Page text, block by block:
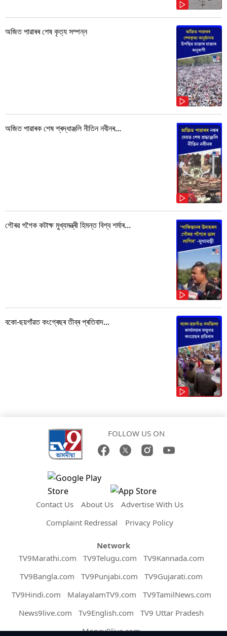
অজিত পাৱাৰৰ শেষ কৃত্য সম্পন্ন
অজিত পাৱাৰক শেষ শ্ৰদ্ধাঞ্জলি নীতিন নবীনৰ...
গৌৰৱ গগৈক কটাক্ষ মুখ্যমন্ত্ৰী হিমন্ত বিশ্ব শৰ্মাৰ...
বকো-ছয়গাঁৱত কংগ্ৰেছৰ তীব্ৰ প্ৰতিবাদ...
FOLLOW US ON
Contact Us About Us
Advertise With Us
Complaint Redressal
Privacy Policy
Network
TV9Marathi.com
TV9Telugu.com
TV9Kannada.com
TV9Bangla.com
TV9Punjabi.com
TV9Gujarati.com
TV9Hindi.com
MalayalamTV9.com
TV9TamilNews.com
News9live.com
Tv9English.com
TV9 Uttar Pradesh
Money9live.com